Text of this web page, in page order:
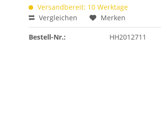
Versandbereit: 10 Werktage
Vergleichen
Merken
Bestell-Nr.: HH2012711